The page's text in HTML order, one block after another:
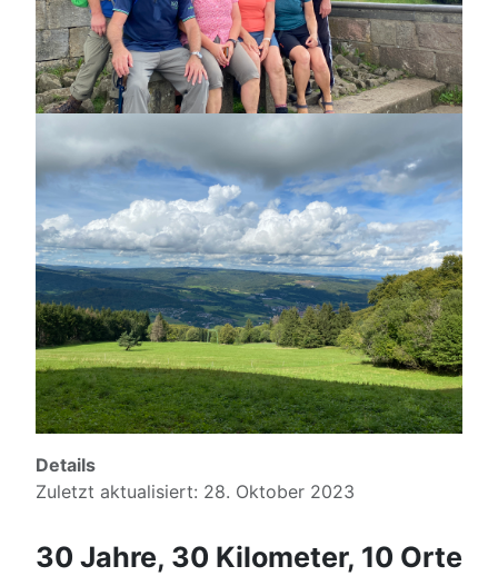
Details
Zuletzt aktualisiert: 28. Oktober 2023
30 Jahre, 30 Kilometer, 10 Orte